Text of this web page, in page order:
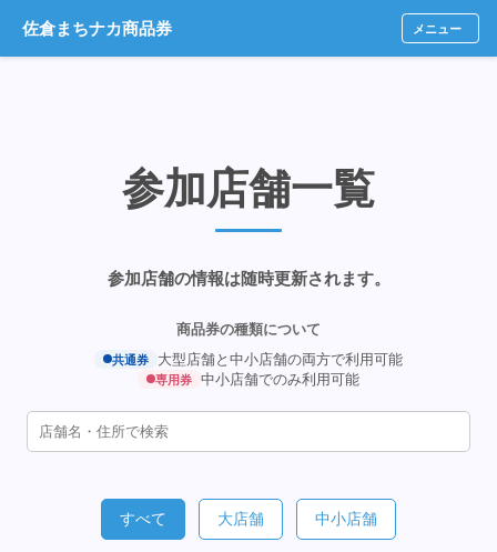
佐倉まちナカ商品券 メニュー
参加店舗一覧
参加店舗の情報は随時更新されます。
商品券の種類について
共通券 大型店舗と中小店舗の両方で利用可能
専用券 中小店舗でのみ利用可能
すべて 大店舗 中小店舗